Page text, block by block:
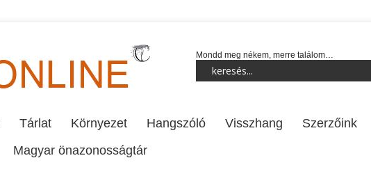
Mondd meg nékem, merre találom…
Tárlat Környezet Hangszóló Visszhang Szerzőink
Magyar önazonosságtár